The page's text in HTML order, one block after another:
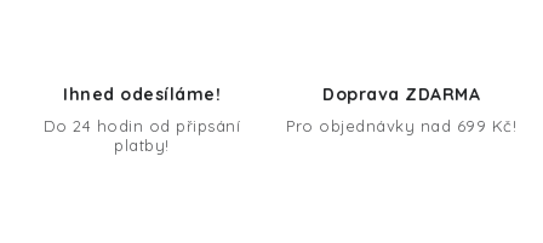
Ihned odesíláme!
Do 24 hodin od připsání
platby!
Doprava ZDARMA
Pro objednávky nad 699 Kč!